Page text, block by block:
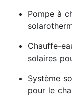
Pompe à
Chauffe-
solaires
Système
pour le